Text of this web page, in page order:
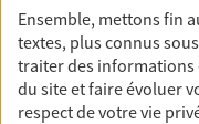
63000 Clermont
Ensemble, mettons fin
textes, plus connus
traiter des informations
du site et faire évoluer
respect de votre vie